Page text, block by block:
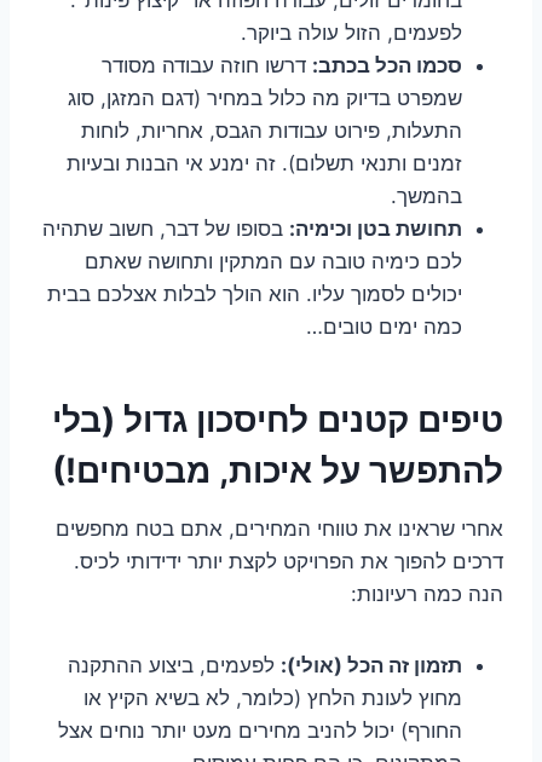
לפעמים, הזול עולה ביוקר.
סכמו הכל בכתב: דרשו חוזה עבודה מסודר
שמפרט בדיוק מה כלול במחיר (דגם המזגן, סוג
התעלות, פירוט עבודות הגבס, אחריות, לוחות
זמנים ותנאי תשלום). זה ימנע אי הבנות ובעיות
בהמשך.
תחושת בטן וכימיה: בסופו של דבר, חשוב שתהיה
לכם כימיה טובה עם המתקין ותחושה שאתם
יכולים לסמוך עליו. הוא הולך לבלות אצלכם בבית
כמה ימים טובים…
טיפים קטנים לחיסכון גדול (בלי
להתפשר על איכות, מבטיחים!)
אחרי שראינו את טווחי המחירים, אתם בטח מחפשים
דרכים להפוך את הפרויקט לקצת יותר ידידותי לכיס.
הנה כמה רעיונות:
תזמון זה הכל (אולי): לפעמים, ביצוע ההתקנה
מחוץ לעונת הלחץ (כלומר, לא בשיא הקיץ או
החורף) יכול להניב מחירים מעט יותר נוחים אצל